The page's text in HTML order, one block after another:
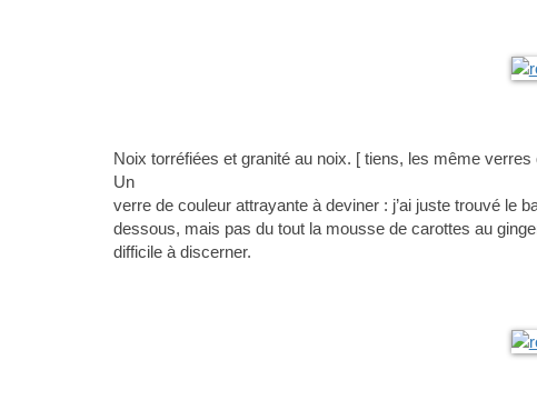
Noix torréfiées et granité au noix. [ tiens, les même verres
Un
verre de couleur attrayante à deviner : j’ai juste trouvé le
dessous, mais pas du tout la mousse de carottes au
difficile à discerner.